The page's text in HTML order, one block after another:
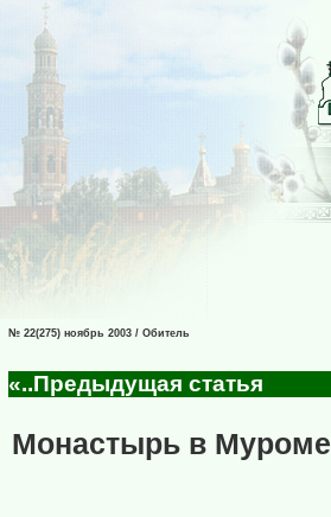
№ 22(275) ноябрь 2003 / Обитель
«..Предыдущая статья
Монастырь в Муроме